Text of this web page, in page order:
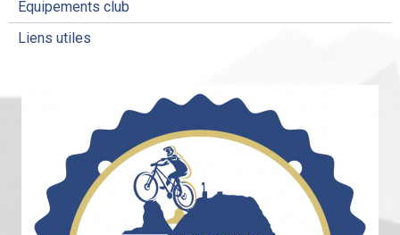
Equipements club
Liens utiles